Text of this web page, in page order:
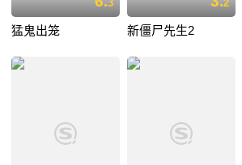
3
猛鬼出笼
2
新僵尸先生2